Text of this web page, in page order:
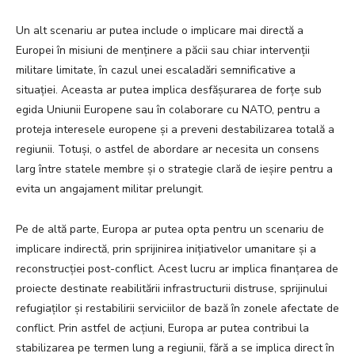
Un alt scenariu ar putea include o implicare mai directă a
Europei în misiuni de menținere a păcii sau chiar intervenții
militare limitate, în cazul unei escaladări semnificative a
situației. Aceasta ar putea implica desfășurarea de forțe sub
egida Uniunii Europene sau în colaborare cu NATO, pentru a
proteja interesele europene și a preveni destabilizarea totală a
regiunii. Totuși, o astfel de abordare ar necesita un consens
larg între statele membre și o strategie clară de ieșire pentru a
evita un angajament militar prelungit.
Pe de altă parte, Europa ar putea opta pentru un scenariu de
implicare indirectă, prin sprijinirea inițiativelor umanitare și a
reconstrucției post-conflict. Acest lucru ar implica finanțarea de
proiecte destinate reabilitării infrastructurii distruse, sprijinului
refugiaților și restabilirii serviciilor de bază în zonele afectate de
conflict. Prin astfel de acțiuni, Europa ar putea contribui la
stabilizarea pe termen lung a regiunii, fără a se implica direct în